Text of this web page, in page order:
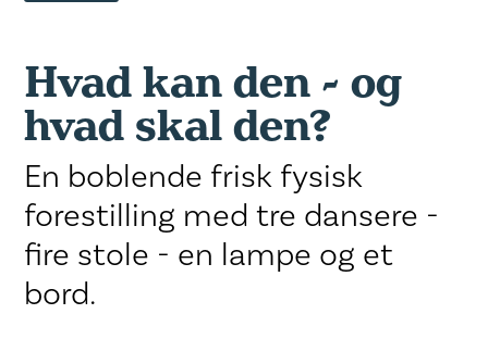
Hvad kan den - og
hvad skal den?
En boblende frisk fysisk
forestilling med tre dansere -
fire stole - en lampe og et
bord.